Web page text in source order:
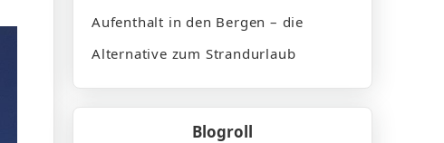
Aufenthalt in den Bergen – die
Alternative zum Strandurlaub
Blogroll